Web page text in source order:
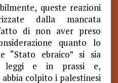
queste reazioni
dalla mancata
di non aver preso
quanto lo
“Stato ebraico” si sia
leggi e in prassi e,
colpito i palestinesi